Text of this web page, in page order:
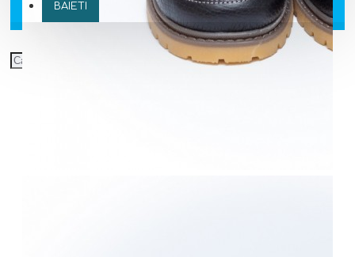
BAIETI